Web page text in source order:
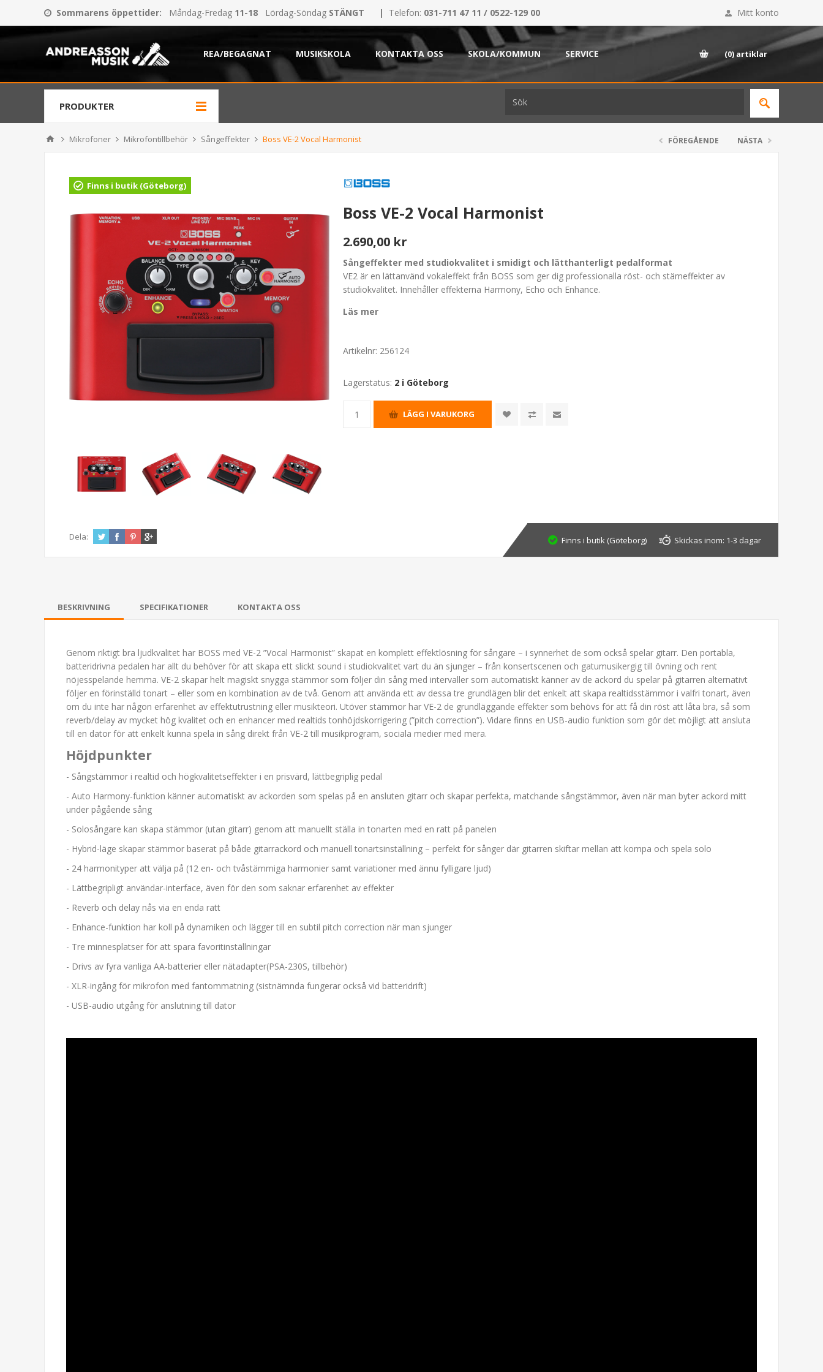
Sommarens öppettider: Måndag-Fredag 11-18 Lördag-Söndag STÄNGT | Telefon: 031-711 47 11 / 0522-129 00 Mitt konto
REA/BEGAGNAT MUSIKSKOLA KONTAKTA OSS SKOLA/KOMMUN SERVICE (0) artiklar
PRODUKTER
Mikrofoner Mikrofontillbehör Sångeffekter Boss VE-2 Vocal Harmonist FÖREGÅENDE NÄSTA
Finns i butik (Göteborg)
Boss VE-2 Vocal Harmonist
2.690,00 kr
Sångeffekter med studiokvalitet i smidigt och lätthanterligt pedalformat
VE2 är en lättanvänd vokaleffekt från BOSS som ger dig professionalla röst- och stämeffekter av
studiokvalitet. Innehåller effekterna Harmony, Echo och Enhance.
Läs mer
Artikelnr: 256124
Lagerstatus: 2 i Göteborg
Dela: Finns i butik (Göteborg) Skickas inom: 1-3 dagar
BESKRIVNING SPECIFIKATIONER KONTAKTA OSS
Genom riktigt bra ljudkvalitet har BOSS med VE-2 ”Vocal Harmonist” skapat en komplett effektlösning för sångare – i synnerhet de som också spelar gitarr. Den portabla,
batteridrivna pedalen har allt du behöver för att skapa ett slickt sound i studiokvalitet vart du än sjunger – från konsertscenen och gatumusikergig till övning och rent
nöjesspelande hemma. VE-2 skapar helt magiskt snygga stämmor som följer din sång med intervaller som automatiskt känner av de ackord du spelar på gitarren alternativt
följer en förinställd tonart – eller som en kombination av de två. Genom att använda ett av dessa tre grundlägen blir det enkelt att skapa realtidsstämmor i valfri tonart, även
om du inte har någon erfarenhet av effektutrustning eller musikteori. Utöver stämmor har VE-2 de grundläggande effekter som behövs för att få din röst att låta bra, så som
reverb/delay av mycket hög kvalitet och en enhancer med realtids tonhöjdskorrigering (”pitch correction”). Vidare finns en USB-audio funktion som gör det möjligt att ansluta
till en dator för att enkelt kunna spela in sång direkt från VE-2 till musikprogram, sociala medier med mera.
Höjdpunkter
- Sångstämmor i realtid och högkvalitetseffekter i en prisvärd, lättbegriplig pedal
- Auto Harmony-funktion känner automatiskt av ackorden som spelas på en ansluten gitarr och skapar perfekta, matchande sångstämmor, även när man byter ackord mitt
under pågående sång
- Solosångare kan skapa stämmor (utan gitarr) genom att manuellt ställa in tonarten med en ratt på panelen
- Hybrid-läge skapar stämmor baserat på både gitarrackord och manuell tonartsinställning – perfekt för sånger där gitarren skiftar mellan att kompa och spela solo
- 24 harmonityper att välja på (12 en- och tvåstämmiga harmonier samt variationer med ännu fylligare ljud)
- Lättbegripligt användar-interface, även för den som saknar erfarenhet av effekter
- Reverb och delay nås via en enda ratt
- Enhance-funktion har koll på dynamiken och lägger till en subtil pitch correction när man sjunger
- Tre minnesplatser för att spara favoritinställningar
- Drivs av fyra vanliga AA-batterier eller nätadapter(PSA-230S, tillbehör)
- XLR-ingång för mikrofon med fantommatning (sistnämnda fungerar också vid batteridrift)
- USB-audio utgång för anslutning till dator